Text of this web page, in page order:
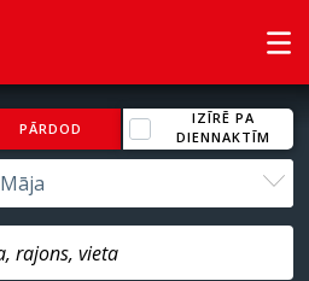
PĀRDOD
IZĪRĒ PA
DIENNAKTĪM
Māja